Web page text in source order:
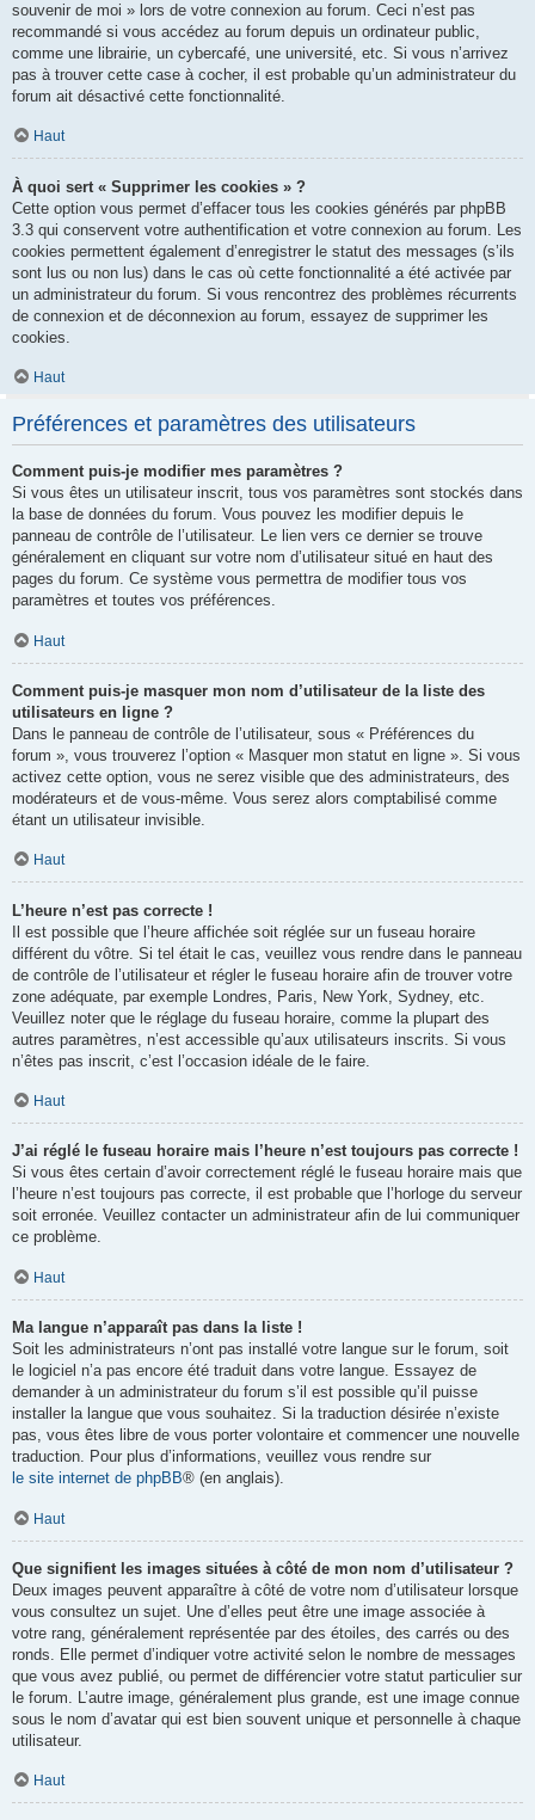
souvenir de moi » lors de votre connexion au forum. Ceci n’est pas
recommandé si vous accédez au forum depuis un ordinateur public,
comme une librairie, un cybercafé, une université, etc. Si vous n’arrivez
pas à trouver cette case à cocher, il est probable qu’un administrateur du
forum ait désactivé cette fonctionnalité.
Haut
À quoi sert « Supprimer les cookies » ?
Cette option vous permet d’effacer tous les cookies générés par phpBB
3.3 qui conservent votre authentification et votre connexion au forum. Les
cookies permettent également d’enregistrer le statut des messages (s’ils
sont lus ou non lus) dans le cas où cette fonctionnalité a été activée par
un administrateur du forum. Si vous rencontrez des problèmes récurrents
de connexion et de déconnexion au forum, essayez de supprimer les
cookies.
Haut
Préférences et paramètres des utilisateurs
Comment puis-je modifier mes paramètres ?
Si vous êtes un utilisateur inscrit, tous vos paramètres sont stockés dans
la base de données du forum. Vous pouvez les modifier depuis le
panneau de contrôle de l’utilisateur. Le lien vers ce dernier se trouve
généralement en cliquant sur votre nom d’utilisateur situé en haut des
pages du forum. Ce système vous permettra de modifier tous vos
paramètres et toutes vos préférences.
Haut
Comment puis-je masquer mon nom d’utilisateur de la liste des
utilisateurs en ligne ?
Dans le panneau de contrôle de l’utilisateur, sous « Préférences du
forum », vous trouverez l’option « Masquer mon statut en ligne ». Si vous
activez cette option, vous ne serez visible que des administrateurs, des
modérateurs et de vous-même. Vous serez alors comptabilisé comme
étant un utilisateur invisible.
Haut
L’heure n’est pas correcte !
Il est possible que l’heure affichée soit réglée sur un fuseau horaire
différent du vôtre. Si tel était le cas, veuillez vous rendre dans le panneau
de contrôle de l’utilisateur et régler le fuseau horaire afin de trouver votre
zone adéquate, par exemple Londres, Paris, New York, Sydney, etc.
Veuillez noter que le réglage du fuseau horaire, comme la plupart des
autres paramètres, n’est accessible qu’aux utilisateurs inscrits. Si vous
n’êtes pas inscrit, c’est l’occasion idéale de le faire.
Haut
J’ai réglé le fuseau horaire mais l’heure n’est toujours pas correcte !
Si vous êtes certain d’avoir correctement réglé le fuseau horaire mais que
l’heure n’est toujours pas correcte, il est probable que l’horloge du serveur
soit erronée. Veuillez contacter un administrateur afin de lui communiquer
ce problème.
Haut
Ma langue n’apparaît pas dans la liste !
Soit les administrateurs n’ont pas installé votre langue sur le forum, soit
le logiciel n’a pas encore été traduit dans votre langue. Essayez de
demander à un administrateur du forum s’il est possible qu’il puisse
installer la langue que vous souhaitez. Si la traduction désirée n’existe
pas, vous êtes libre de vous porter volontaire et commencer une nouvelle
traduction. Pour plus d’informations, veuillez vous rendre sur
le site internet de phpBB® (en anglais).
Haut
Que signifient les images situées à côté de mon nom d’utilisateur ?
Deux images peuvent apparaître à côté de votre nom d’utilisateur lorsque
vous consultez un sujet. Une d’elles peut être une image associée à
votre rang, généralement représentée par des étoiles, des carrés ou des
ronds. Elle permet d’indiquer votre activité selon le nombre de messages
que vous avez publié, ou permet de différencier votre statut particulier sur
le forum. L’autre image, généralement plus grande, est une image connue
sous le nom d’avatar qui est bien souvent unique et personnelle à chaque
utilisateur.
Haut